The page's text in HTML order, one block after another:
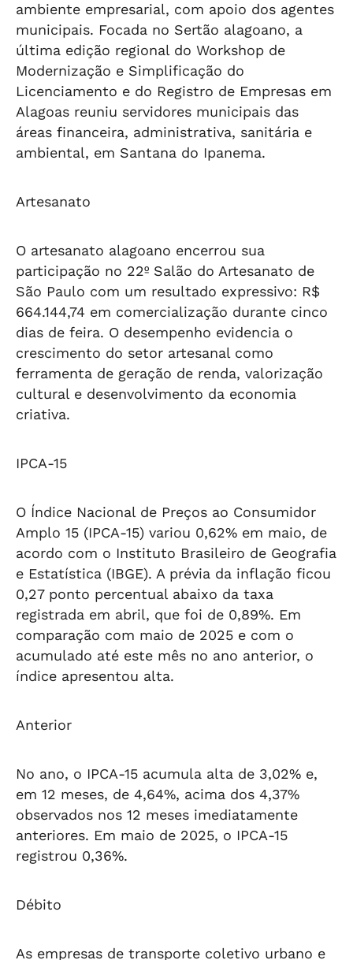
ambiente empresarial, com apoio dos agentes
municipais. Focada no Sertão alagoano, a
última edição regional do Workshop de
Modernização e Simplificação do
Licenciamento e do Registro de Empresas em
Alagoas reuniu servidores municipais das
áreas financeira, administrativa, sanitária e
ambiental, em Santana do Ipanema.
Artesanato
O artesanato alagoano encerrou sua
participação no 22º Salão do Artesanato de
São Paulo com um resultado expressivo: R$
664.144,74 em comercialização durante cinco
dias de feira. O desempenho evidencia o
crescimento do setor artesanal como
ferramenta de geração de renda, valorização
cultural e desenvolvimento da economia
criativa.
IPCA-15
O Índice Nacional de Preços ao Consumidor
Amplo 15 (IPCA-15) variou 0,62% em maio, de
acordo com o Instituto Brasileiro de Geografia
e Estatística (IBGE). A prévia da inflação ficou
0,27 ponto percentual abaixo da taxa
registrada em abril, que foi de 0,89%. Em
comparação com maio de 2025 e com o
acumulado até este mês no ano anterior, o
índice apresentou alta.
Anterior
No ano, o IPCA-15 acumula alta de 3,02% e,
em 12 meses, de 4,64%, acima dos 4,37%
observados nos 12 meses imediatamente
anteriores. Em maio de 2025, o IPCA-15
registrou 0,36%.
Débito
As empresas de transporte coletivo urbano e